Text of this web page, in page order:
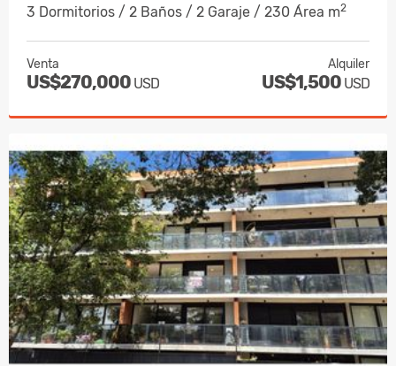
3 Dormitorios / 2 Baños / 2 Garaje / 230 Área m2
Venta
US$270,000 USD
Alquiler
US$1,500 USD